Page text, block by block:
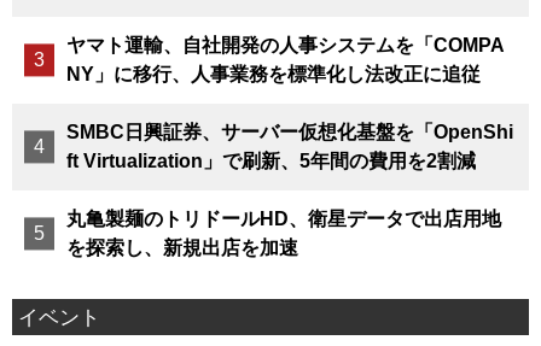
ヤマト運輸、自社開発の人事システムを「COMPA
NY」に移行、人事業務を標準化し法改正に追従
SMBC日興証券、サーバー仮想化基盤を「OpenShi
ft Virtualization」で刷新、5年間の費用を2割減
丸亀製麺のトリドールHD、衛星データで出店用地
を探索し、新規出店を加速
イベント